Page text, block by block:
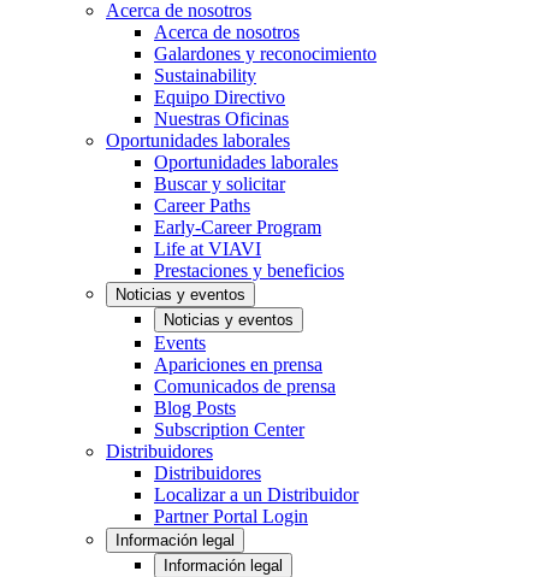
Acerca de nosotros
Acerca de nosotros
Galardones y reconocimiento
Sustainability
Equipo Directivo
Nuestras Oficinas
Oportunidades laborales
Oportunidades laborales
Buscar y solicitar
Career Paths
Early-Career Program
Life at VIAVI
Prestaciones y beneficios
Noticias y eventos
Noticias y eventos
Events
Apariciones en prensa
Comunicados de prensa
Blog Posts
Subscription Center
Distribuidores
Distribuidores
Localizar a un Distribuidor
Partner Portal Login
Información legal
Información legal